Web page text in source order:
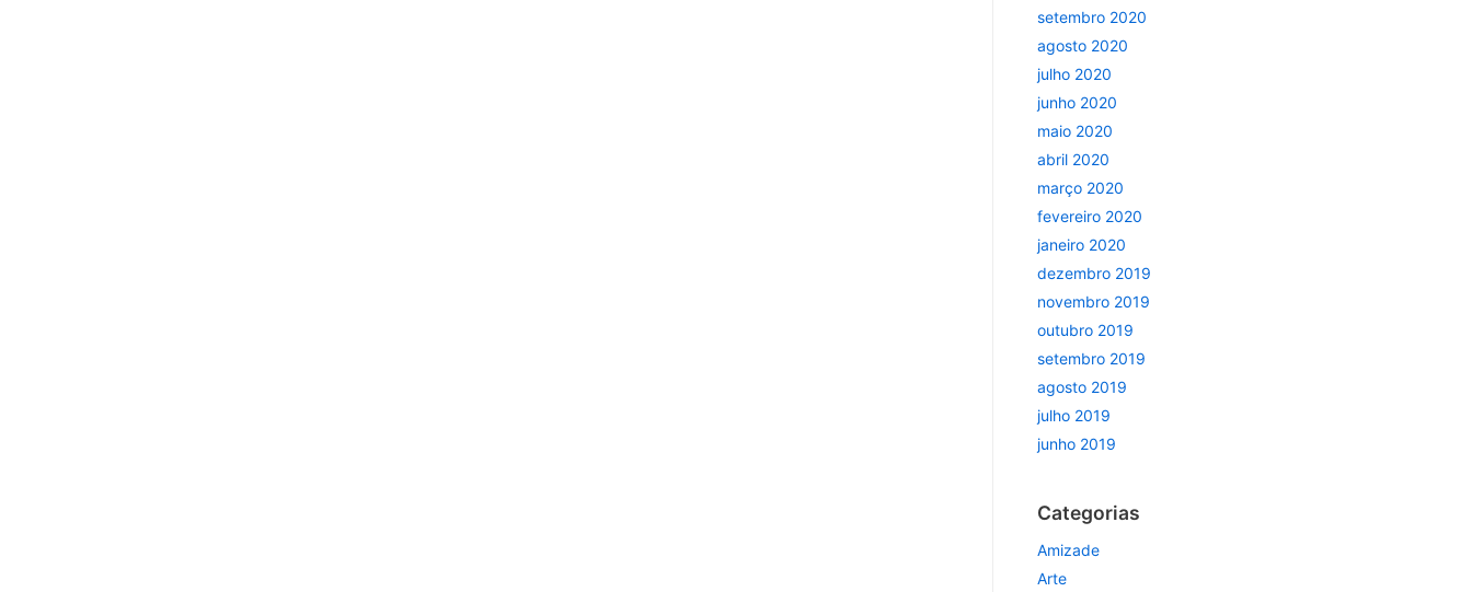
setembro 2020
agosto 2020
julho 2020
junho 2020
maio 2020
abril 2020
março 2020
fevereiro 2020
janeiro 2020
dezembro 2019
novembro 2019
outubro 2019
setembro 2019
agosto 2019
julho 2019
junho 2019
Categorias
Amizade
Arte